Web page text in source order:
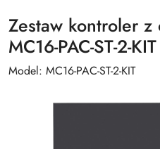
Zestaw kontroler z
MC16-PAC-ST-2-KIT
Model: MC16-PAC-ST-2-KIT